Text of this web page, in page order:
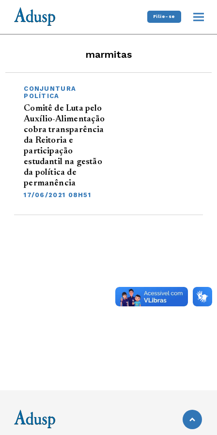
Filie-se
marmitas
CONJUNTURA
POLÍTICA
Comitê de Luta pelo
Auxílio-Alimentação
cobra transparência
da Reitoria e
participação
estudantil na gestão
da política de
permanência
17/06/2021 08H51